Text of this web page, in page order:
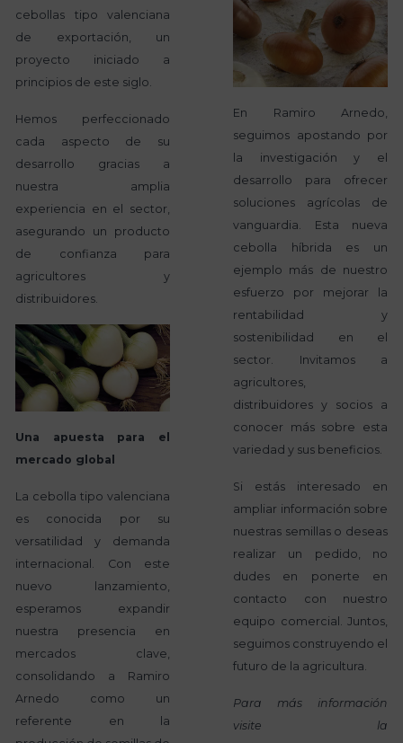
cebollas tipo valenciana
de exportación, un
proyecto iniciado a
principios de este siglo.
Hemos perfeccionado
cada aspecto de su
desarrollo gracias a
nuestra amplia
experiencia en el sector,
asegurando un producto
de confianza para
agricultores y
distribuidores.
Una apuesta para el
mercado global
La cebolla tipo valenciana
es conocida por su
versatilidad y demanda
internacional. Con este
nuevo lanzamiento,
esperamos expandir
nuestra presencia en
mercados clave,
consolidando a Ramiro
Arnedo como un
referente en la
En Ramiro Arnedo,
seguimos apostando por
la investigación y el
desarrollo para ofrecer
soluciones agrícolas de
vanguardia. Esta nueva
cebolla híbrida es un
ejemplo más de nuestro
esfuerzo por mejorar la
rentabilidad y
sostenibilidad en el
sector. Invitamos a
agricultores,
distribuidores y socios a
conocer más sobre esta
variedad y sus beneficios.
Si estás interesado en
ampliar información sobre
nuestras semillas o deseas
realizar un pedido, no
dudes en ponerte en
contacto con nuestro
equipo comercial. Juntos,
seguimos construyendo el
futuro de la agricultura.
Para más información
visite la